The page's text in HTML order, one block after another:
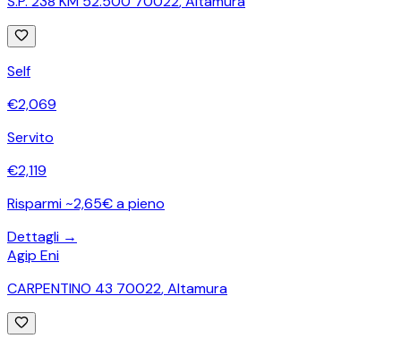
Self
€2,069
Servito
€2,119
Risparmi ~2,65€ a pieno
Dettagli →
Agip Eni
CARPENTINO 43 70022,Altamura